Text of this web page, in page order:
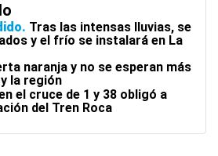
Tras las intensas lluvias, se
y el frío se instalará en La
naranja y no se esperan más
la región
el cruce de 1 y 38 obligó a
del Tren Roca